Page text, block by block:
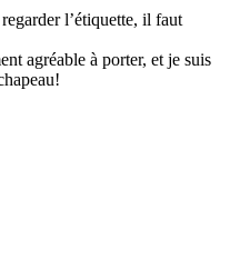
l’étiquette, il faut
agréable à porter, et je suis